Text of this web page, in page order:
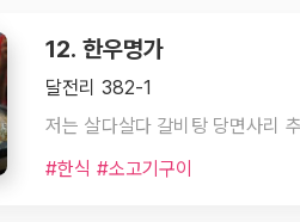
12. 한우명가
달전리 382-1
#한식 #소고기구이